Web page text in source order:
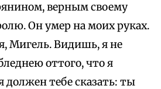
верным своему
Он умер на моих руках.
Мигель. Видишь, я не
оттого, что я
должен тебе сказать: ты